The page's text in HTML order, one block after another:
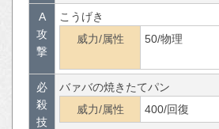
A
攻
撃
こうげき
威力/属性
50/物理
必
殺
技
バァバの焼きたてパン
威力/属性
400/回復